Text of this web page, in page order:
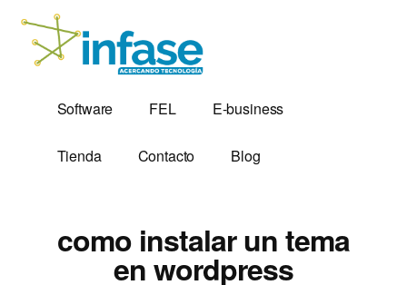
contenido
Additional
menu
Soluciones
Tecnológicas
desde
1,999
Electrónica
Software FEL E-business
Tienda Contacto Blog
como instalar un tema
en wordpress